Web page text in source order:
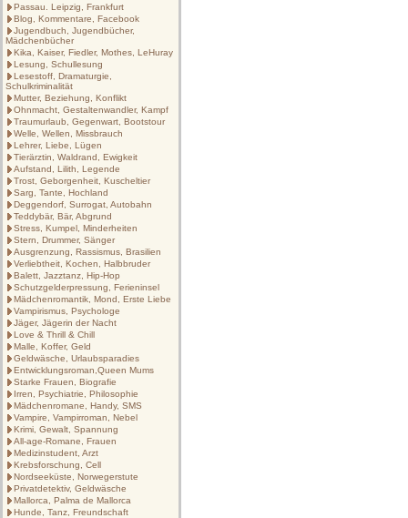
Passau. Leipzig, Frankfurt
Blog, Kommentare, Facebook
Jugendbuch, Jugendbücher,
Mädchenbücher
Kika, Kaiser, Fiedler, Mothes, LeHuray
Lesung, Schullesung
Lesestoff, Dramaturgie,
Schulkriminalität
Mutter, Beziehung, Konflikt
Ohnmacht, Gestaltenwandler, Kampf
Traumurlaub, Gegenwart, Bootstour
Welle, Wellen, Missbrauch
Lehrer, Liebe, Lügen
Tierärztin, Waldrand, Ewigkeit
Aufstand, Lilith, Legende
Trost, Geborgenheit, Kuscheltier
Sarg, Tante, Hochland
Deggendorf, Surrogat, Autobahn
Teddybär, Bär, Abgrund
Stress, Kumpel, Minderheiten
Stern, Drummer, Sänger
Ausgrenzung, Rassismus, Brasilien
Verliebtheit, Kochen, Halbbruder
Balett, Jazztanz, Hip-Hop
Schutzgelderpressung, Ferieninsel
Mädchenromantik, Mond, Erste Liebe
Vampirismus, Psychologe
Jäger, Jägerin der Nacht
Love & Thrill & Chill
Malle, Koffer, Geld
Geldwäsche, Urlaubsparadies
Entwicklungsroman,Queen Mums
Starke Frauen, Biografie
Irren, Psychiatrie, Philosophie
Mädchenromane, Handy, SMS
Vampire, Vampirroman, Nebel
Krimi, Gewalt, Spannung
All-age-Romane, Frauen
Medizinstudent, Arzt
Krebsforschung, Cell
Nordseeküste, Norwegerstute
Privatdetektiv, Geldwäsche
Mallorca, Palma de Mallorca
Hunde, Tanz, Freundschaft